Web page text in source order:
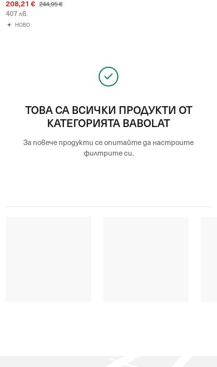
208,21 € 244,95 €
407 лв.
НОВО
ТОВА СА ВСИЧКИ ПРОДУКТИ ОТ
КАТЕГОРИЯТА BABOLAT
За повече продукти се опитайте да настроите
филтрите си.